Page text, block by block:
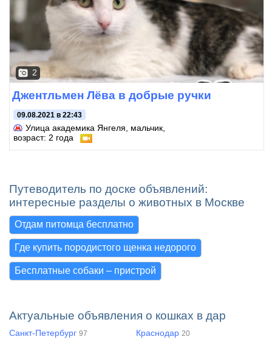
2
Джентльмен Лёва в добрые ручки
09.08.2021 в 22:43
Улица академика Янгеля, мальчик,
возраст: 2 года
Путеводитель по доске объявлений:
интересные разделы о животных в Москве
Отдам питомца бесплатно
Где купить породистого щенка недорого
Бесплатные собаки – пристрой
Актуальные объявления о кошках в дар
Санкт-Петербург 97 Краснодар 20